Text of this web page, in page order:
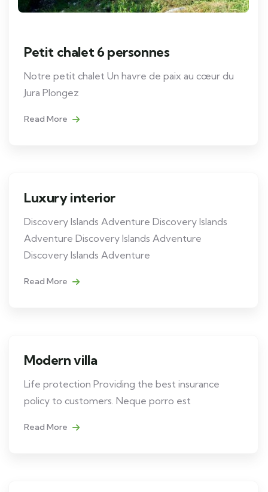
Petit chalet 6 personnes
Notre petit chalet Un havre de paix au cœur du
Jura Plongez
Read More
Luxury interior
Discovery Islands Adventure Discovery Islands
Adventure Discovery Islands Adventure
Discovery Islands Adventure
Read More
Modern villa
Life protection Providing the best insurance
policy to customers. Neque porro est
Read More